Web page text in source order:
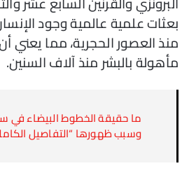
بعثات علمية عالمية وجود
منذ العصور الحجرية، مما يعني
مأهولة بالبشر منذ آلاف السنين.
ما حقيقة الخطوط البيضاء في
وسبب ظهورها “التفاصيل